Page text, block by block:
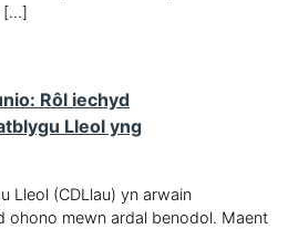
[…]
Rôl iechyd
Lleol yng
Lleol (CDLlau) yn arwain
ohono mewn ardal benodol. Maent